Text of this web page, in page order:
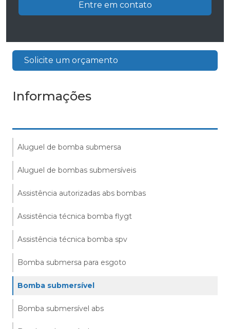
Entre em contato
Solicite um orçamento
Informações
Aluguel de bomba submersa
Aluguel de bombas submersíveis
Assistência autorizadas abs bombas
Assistência técnica bomba flygt
Assistência técnica bomba spv
Bomba submersa para esgoto
Bomba submersível
Bomba submersível abs